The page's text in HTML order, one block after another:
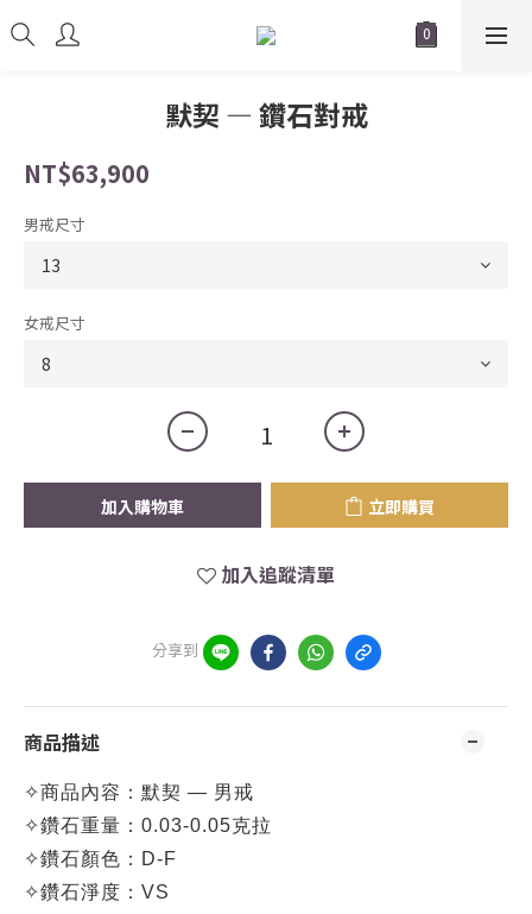
默契 — 鑽石對戒
NT$63,900
男戒尺寸
女戒尺寸
加入購物車 立即購買
加入追蹤清單
分享到
商品描述
✧商品內容：默契 — 男戒
✧鑽石重量：0.03-0.05克拉
✧鑽石顏色：D-F
✧鑽石淨度：VS